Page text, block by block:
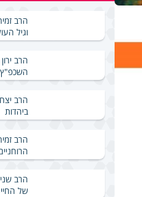
הרב
וגיל
הרב
השכפ"ץ
הרב
ביהדות
הרב
הרב
של